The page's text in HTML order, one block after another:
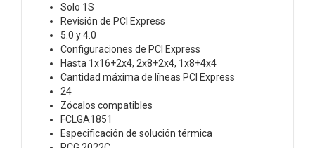
Solo 1S
Revisión de PCI Express
5.0 y 4.0
Configuraciones de PCI Express
Hasta 1x16+2x4, 2x8+2x4, 1x8+4x4
Cantidad máxima de líneas PCI Express
24
Zócalos compatibles
FCLGA1851
Especificación de solución térmica